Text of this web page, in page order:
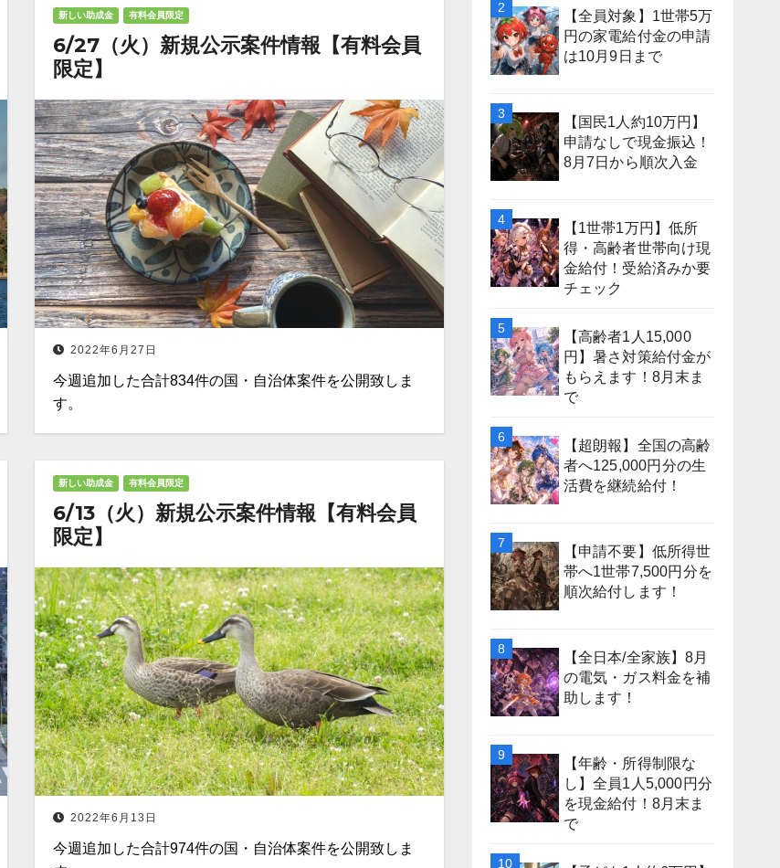
新しい助成金 有料会員限定
6/27（火）新規公示案件情報【有料会員
限定】
2022年6月27日
今週追加した合計834件の国・自治体案件を公開致しま
す。
新しい助成金 有料会員限定
6/13（火）新規公示案件情報【有料会員
限定】
2022年6月13日
今週追加した合計974件の国・自治体案件を公開致しま
【全員対象】1世帯5万
円の家電給付金の申請
は10月9日まで
【国民1人約10万円】
申請なしで現金振込！
8月7日から順次入金
【1世帯1万円】低所
得・高齢者世帯向け現
金給付！受給済みか要
チェック
【高齢者1人15,000
円】暑さ対策給付金が
もらえます！8月末ま
で
【超朗報】全国の高齢
者へ125,000円分の生
活費を継続給付！
【申請不要】低所得世
帯へ1世帯7,500円分を
順次給付します！
【全日本/全家族】8月
の電気・ガス料金を補
助します！
【年齢・所得制限な
し】全員1人5,000円分
を現金給付！8月末ま
で